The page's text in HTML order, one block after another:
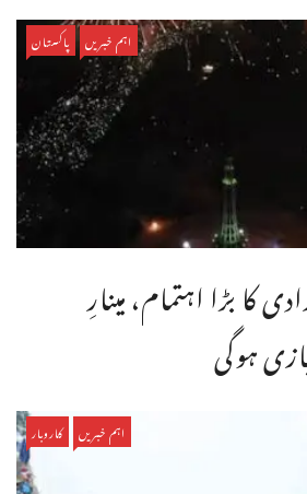
اہم خبریں پاکستان
کا بڑا اہتمام، مینارِ
ہوگی
اہم خبریں کاروبار